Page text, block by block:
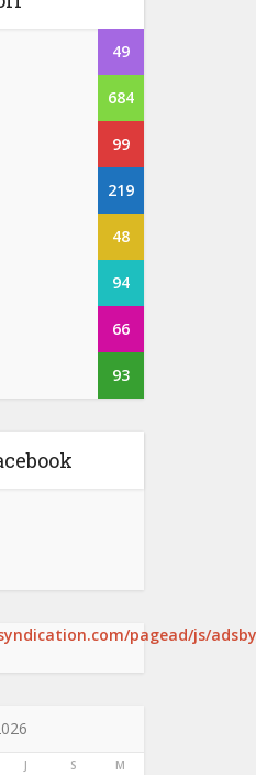
49
684
99
219
48
94
66
93
pagead/js/
J S M